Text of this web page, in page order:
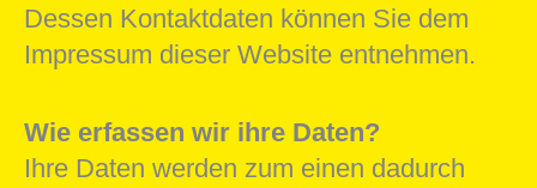
Dessen Kontaktdaten können Sie dem
Impressum dieser Website entnehmen.
Wie erfassen wir ihre Daten?
Ihre Daten werden zum einen dadurch